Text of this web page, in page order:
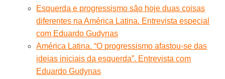
Esquerda e progressismo são hoje duas coisas
diferentes na América Latina. Entrevista especial
com Eduardo Gudynas
América Latina. “O progressismo afastou-se das
ideias iniciais da esquerda”. Entrevista com
Eduardo Gudynas